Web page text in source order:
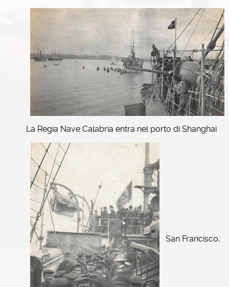
La Regia Nave Calabria entra nel porto di Shanghai
San Francisco,